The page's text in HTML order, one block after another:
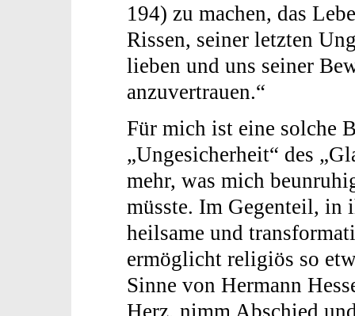
194) zu machen, das
Rissen, seiner letzten
lieben und uns seiner
anzuvertrauen.“
Für mich ist eine solche
„Ungesicherheit“ des
mehr, was mich
müsste. Im Gegenteil, in
heilsame und
ermöglicht religiös so
Sinne von Hermann